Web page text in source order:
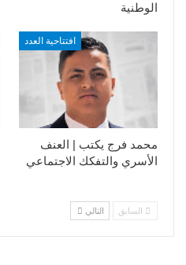
الوطنية
افتتاحية العدد
محمد فرج يكتب | العنف
الأسري والتفكك الاجتماعي
السابق التالي